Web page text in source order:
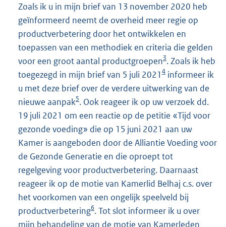
Zoals ik u in mijn brief van 13 november 2020 heb
geïnformeerd neemt de overheid meer regie op
productverbetering door het ontwikkelen en
toepassen van een methodiek en criteria die gelden
voor een groot aantal productgroepen3. Zoals ik heb
toegezegd in mijn brief van 5 juli 2021 4 informeer ik
u met deze brief over de verdere uitwerking van de
nieuwe aanpak5. Ook reageer ik op uw verzoek dd.
19 juli 2021 om een reactie op de petitie «Tijd voor
gezonde voeding» die op 15 juni 2021 aan uw
Kamer is aangeboden door de Alliantie Voeding voor
de Gezonde Generatie en die oproept tot
regelgeving voor productverbetering. Daarnaast
reageer ik op de motie van Kamerlid Belhaj c.s. over
het voorkomen van een ongelijk speelveld bij
productverbetering6. Tot slot informeer ik u over
mijn behandeling van de motie van Kamerleden